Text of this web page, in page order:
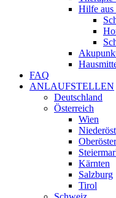
Hilfe aus
FAQ
ANLAUFSTELLEN
Deutschland
Österreich
Wien
Kärnten
Salzburg
Tirol